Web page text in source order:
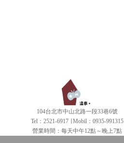
104台北市中山北路一段33巷6號
Tel：2521-6917 ∣ Mobil：0935-991315
營業時間：每天中午12點～晚上7點